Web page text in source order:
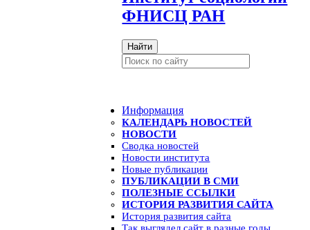
ФНИСЦ РАН
Найти
Информация
КАЛЕНДАРЬ НОВОСТЕЙ
НОВОСТИ
Сводка новостей
Новости института
Новые публикации
ПУБЛИКАЦИИ В СМИ
ПОЛЕЗНЫЕ ССЫЛКИ
ИСТОРИЯ РАЗВИТИЯ САЙТА
История развития сайта